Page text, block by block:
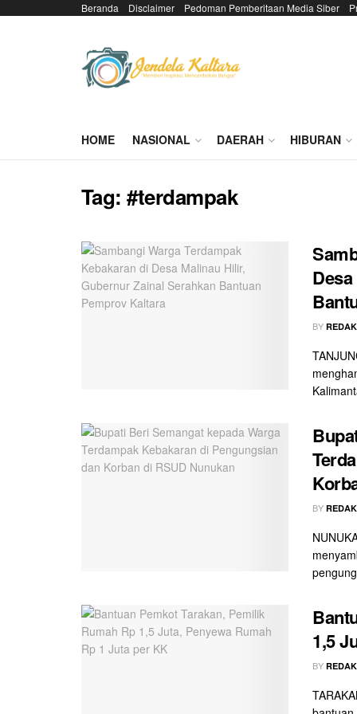
Beranda Disclaimer Pedoman Pemberitaan Media Siber
HOME NASIONAL DAERAH HIBURAN
Tag:#terdampak
BY
BY
1,5
BY